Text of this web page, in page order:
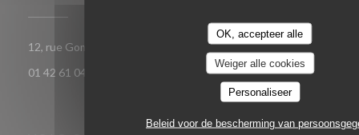
OK, accepteer alle
Weiger alle cookies
Personaliseer
Beleid voor de bescherming van
12, rue Gomboust 75001 PARIS
((opent in een nieuw venster))
01 42 61 04 18